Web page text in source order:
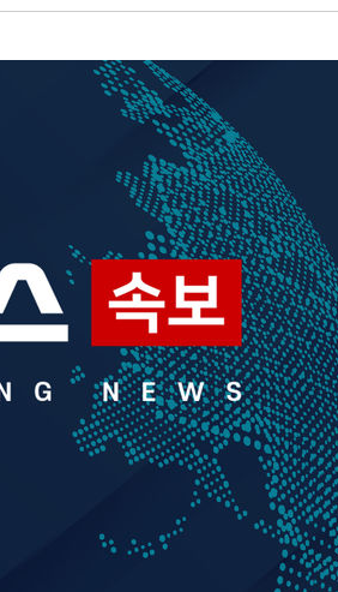
1
"창
네
써